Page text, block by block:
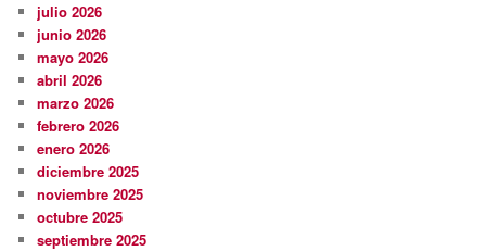
julio 2026
junio 2026
mayo 2026
abril 2026
marzo 2026
febrero 2026
enero 2026
diciembre 2025
noviembre 2025
octubre 2025
septiembre 2025